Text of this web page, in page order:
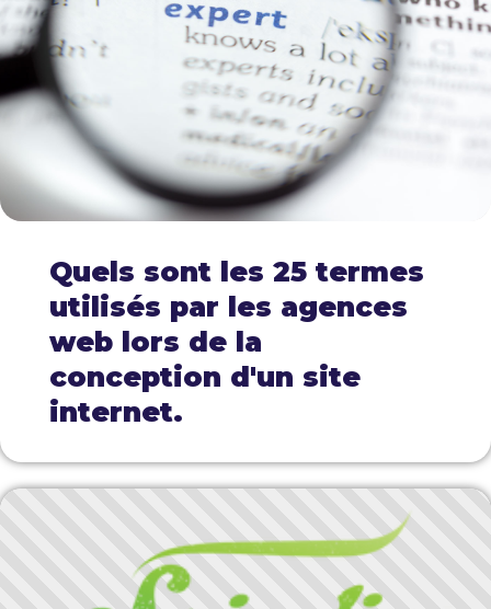
Quels sont les 25 termes
utilisés par les agences
web lors de la
conception d'un site
internet.